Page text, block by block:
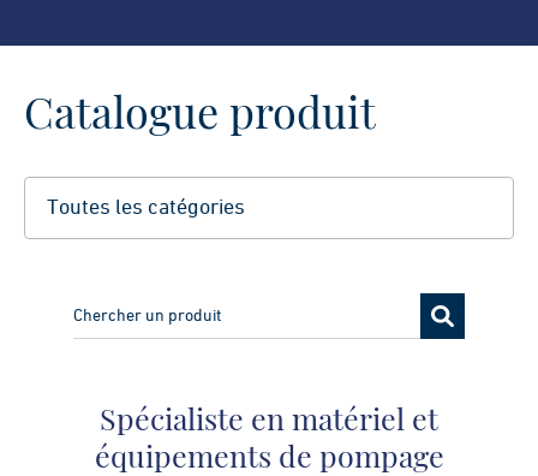
Catalogue produit
Spécialiste en matériel et
équipements de pompage